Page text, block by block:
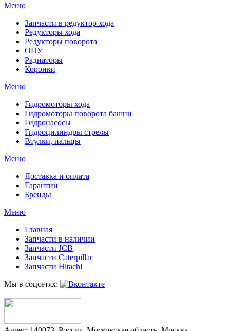
Меню
Запчасти в редуктор хода
Редукторы хода
Редукторы поворота
ОПУ
Радиаторы
Коронки
Меню
Гидромоторы хода
Гидромоторы поворота башни
Гидронасосы
Гидроцилиндры стрелы
Втулки, пальцы
Меню
Доставка и оплата
Гарантии
Бренды
Меню
Главная
Запчасти в наличии
Запчасти JCB
Запчасти Caterpillar
Запчасти Hitachi
Мы в соцсетях: